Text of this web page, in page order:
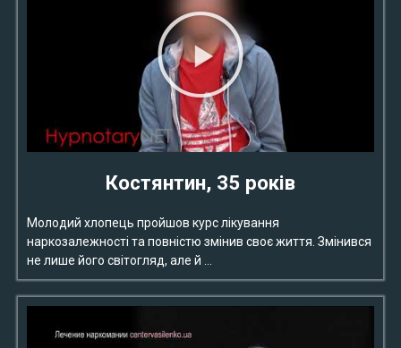
Костянтин, 35 років
Молодий хлопець пройшов курс лікування
наркозалежності та повністю змінив своє життя. Змінився
не лише його світогляд, але й …